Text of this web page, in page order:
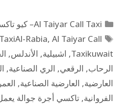
Al Taiyar Call Taxi– كيو تاكسي
Rabia, Al Taiyar Call
Taxikuwait
, اشبيلية, الأندلس,
الرحاب, الرقعي, الري الصناعية,
العارضية, العارضية الصناعية,
الفروانية, تاكسي أجرة جوالة